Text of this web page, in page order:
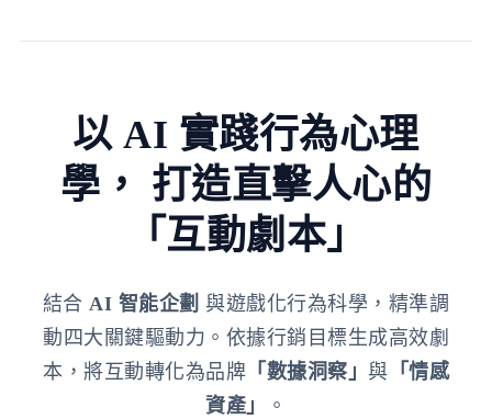
以 AI 實踐行為心理
學， 打造直擊人心的
「互動劇本」
結合 AI 智能企劃 與遊戲化行為科學，精準調
動四大關鍵驅動力。依據行銷目標生成高效劇
本，將互動轉化為品牌 「數據洞察」 與 「情感
資產」
。